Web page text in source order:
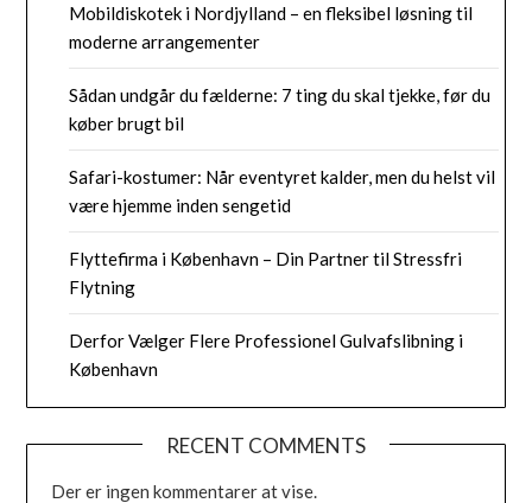
Mobildiskotek i Nordjylland – en fleksibel løsning til
moderne arrangementer
Sådan undgår du fælderne: 7 ting du skal tjekke, før du
køber brugt bil
Safari-kostumer: Når eventyret kalder, men du helst vil
være hjemme inden sengetid
Flyttefirma i København – Din Partner til Stressfri
Flytning
Derfor Vælger Flere Professionel Gulvafslibning i
København
RECENT COMMENTS
Der er ingen kommentarer at vise.